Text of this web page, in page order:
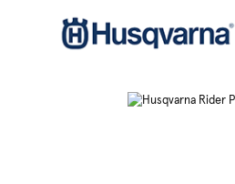
Bildergalerie überspringen